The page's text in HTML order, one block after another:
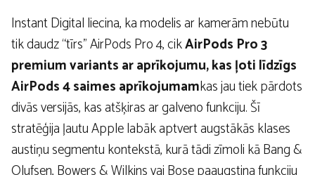
Instant Digital liecina, ka modelis ar kamerām nebūtu
tik daudz “tīrs” AirPods Pro 4, cikAirPods Pro 3
premium variants ar aprīkojumu, kas ļoti līdzīgs
AirPods 4 saimes aprīkojumamkas jau tiek pārdots
divās versijās, kas atšķiras ar galveno funkciju. Šī
stratēģija ļautu Apple labāk aptvert augstākās klases
austiņu segmentu kontekstā, kurā tādi zīmoli kā Bang &